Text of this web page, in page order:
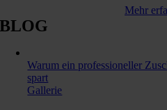
Mehr
BLOG
Warum ein professioneller
spart
Gallerie